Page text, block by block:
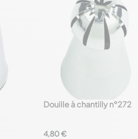
favorite_border
Douille à chantilly n°272
4,80 €